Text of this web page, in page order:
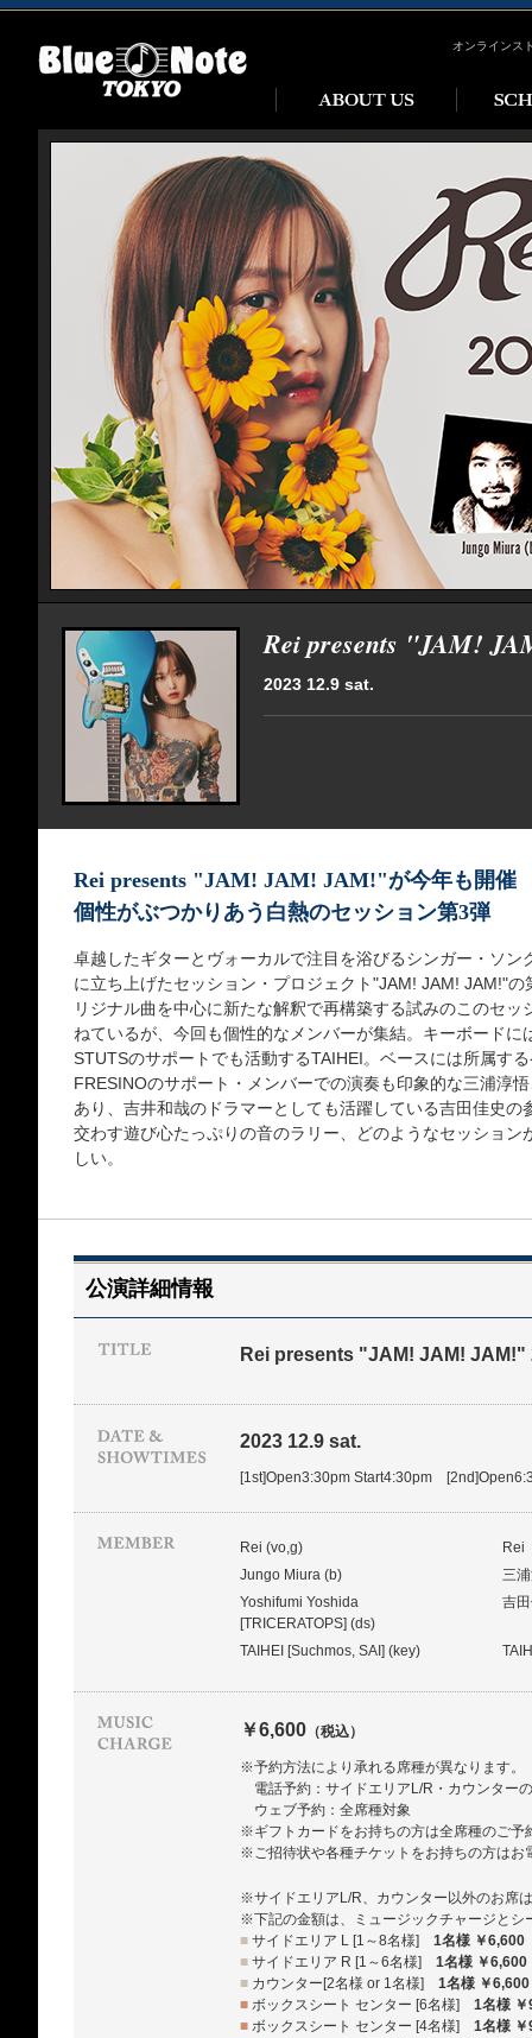
オンラインス
Rei presents "JAM!
2023 12.9 sat.
Rei presents "JAM! JAM! JAM!"が今年も開催
個性がぶつかりあう白熱のセッション第3弾
卓越したギターとヴォーカルで注目を浴びるシンガー・ソ
に立ち上げたセッション・プロジェクト"JAM! JAM! JAM!"
リジナル曲を中心に新たな解釈で再構築する試みのこのセ
ねているが、今回も個性的なメンバーが集結。キーボード
STUTSのサポートでも活動するTAIHEI。ベースには所属す
FRESINOのサポート・メンバーでの演奏も印象的な三浦淳
あり、吉井和哉のドラマーとしても活躍している吉田佳史
交わす遊び心たっぷりの音のラリー、どのようなセッショ
しい。
公演詳細情報
Rei presents "JAM! JAM! JAM!"
2023 12.9 sat.
[1st]Open3:30pm Start4:30pm
Rei (vo,g)
Rei
Jungo Miura (b)
三
Yoshifumi Yoshida
[TRICERATOPS] (ds)
吉
TAIHEI [Suchmos, SAI] (key)
￥6,600 （税込）
※予約方法により承れる席種が異なります。
電話予約：サイドエリアL/R・カウンター
ウェブ予約：全席種対象
※ギフトカードをお持ちの方は全席種のご予
※ご招待状や各種チケットをお持ちの方はお
※サイドエリアL/R、カウンター以外のお席
※下記の金額は、ミュージックチャージとシ
■ サイドエリア L [1～8名様] 1名様 ￥6,600
■ サイドエリア R [1～6名様] 1名様 ￥6,600
■ カウンター[2名様 or 1名様] 1名様 ￥6,600
■ ボックスシート センター [6名様] 1名様
■ ボックスシート センター [4名様] 1名様